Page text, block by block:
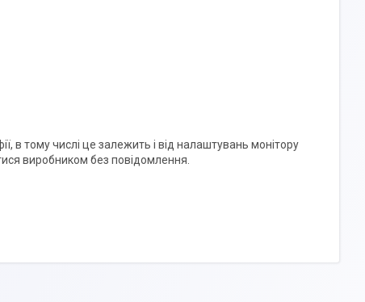
в тому числі це залежить і від налаштувань монітору
виробником без повідомлення.